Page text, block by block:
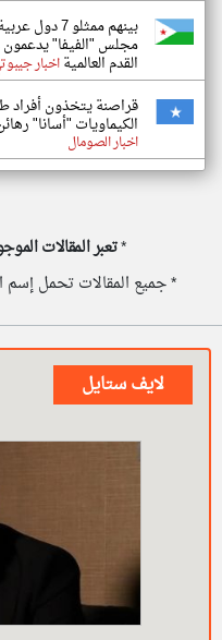
مجلس "الفيفا" يدعمون
القدم العالميةاخبار
قراصنة يتخذون أفراد
الكيماويات "أسانا"
اخبار الصومال
*تعبر المقالات
* جميع المقالات تحمل إسم
لايف ستايل